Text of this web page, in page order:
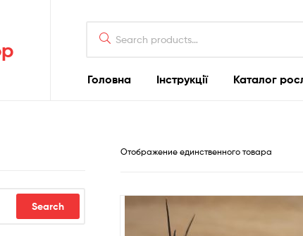
for:
Головна Інструкції Каталог
Отображение единственного товара
Search